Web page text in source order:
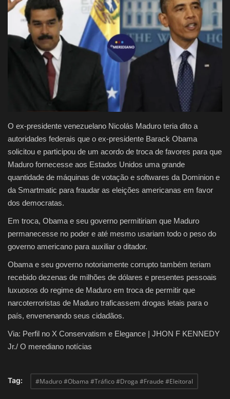
Política
Galeria
Saúde
O ex-presidente venezuelano Nicolás Maduro teria dito a
autoridades federais que o ex-presidente Barack Obama
solicitou e participou de um acordo de troca de favores para que
Maduro fornecesse aos Estados Unidos uma grande
quantidade de máquinas de votação e softwares da Dominion e
da Smartmatic para fraudar as eleições americanas em favor
dos democratas.
Em troca, Obama e seu governo permitiriam que Maduro
permanecesse no poder e até mesmo usariam todo o peso do
governo americano para auxiliar o ditador.
Obama e seu governo notoriamente corrupto também teriam
recebido dezenas de milhões de dólares e presentes pessoais
luxuosos do regime de Maduro em troca de permitir que
narcoterroristas de Maduro traficassem drogas letais para o
país, envenenando seus cidadãos.
Via: Perfil no X Conservatism e Elegance | JHON F KENNEDY
Jr./ O merediano notícias
Tag: #Maduro #Obama #Tráfico #Droga #Fraude #Eleitoral